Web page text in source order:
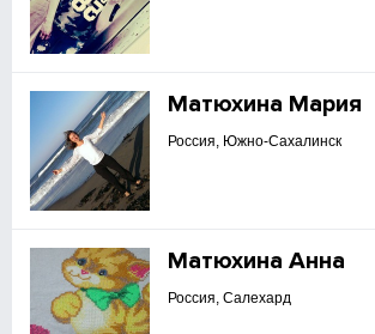
Матюхина Мария
Россия, Южно-Сахалинск
Матюхина Анна
Россия, Салехард